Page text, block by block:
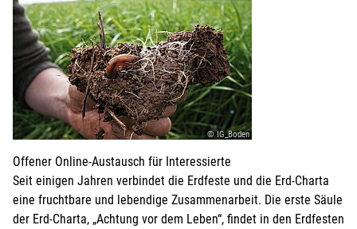
© IG_Boden
Offener Online-Austausch für Interessierte
Seit einigen Jahren verbindet die Erdfeste und die Erd-Charta
eine fruchtbare und lebendige Zusammenarbeit. Die erste Säule
der Erd-Charta, „Achtung vor dem Leben“, findet in den Erdfesten